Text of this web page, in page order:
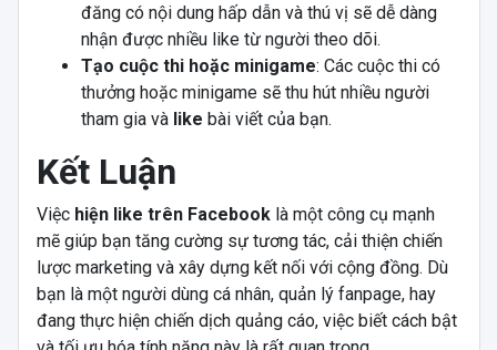
đăng có nội dung hấp dẫn và thú vị sẽ dễ dàng
nhận được nhiều like từ người theo dõi.
Tạo cuộc thi hoặc minigame: Các cuộc thi có
thưởng hoặc minigame sẽ thu hút nhiều người
tham gia và like bài viết của bạn.
Kết Luận
Việc hiện like trên Facebooklà một công cụ mạnh
mẽ giúp bạn tăng cường sự tương tác, cải thiện chiến
lược marketing và xây dựng kết nối với cộng đồng. Dù
bạn là một người dùng cá nhân, quản lý fanpage, hay
đang thực hiện chiến dịch quảng cáo, việc biết cách bật